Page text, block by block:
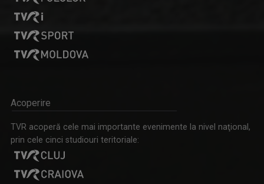
Acoperire
TVR acoperă cele mai importante evenimente la nivel naţional,
prin cele cinci studiouri teritoriale: